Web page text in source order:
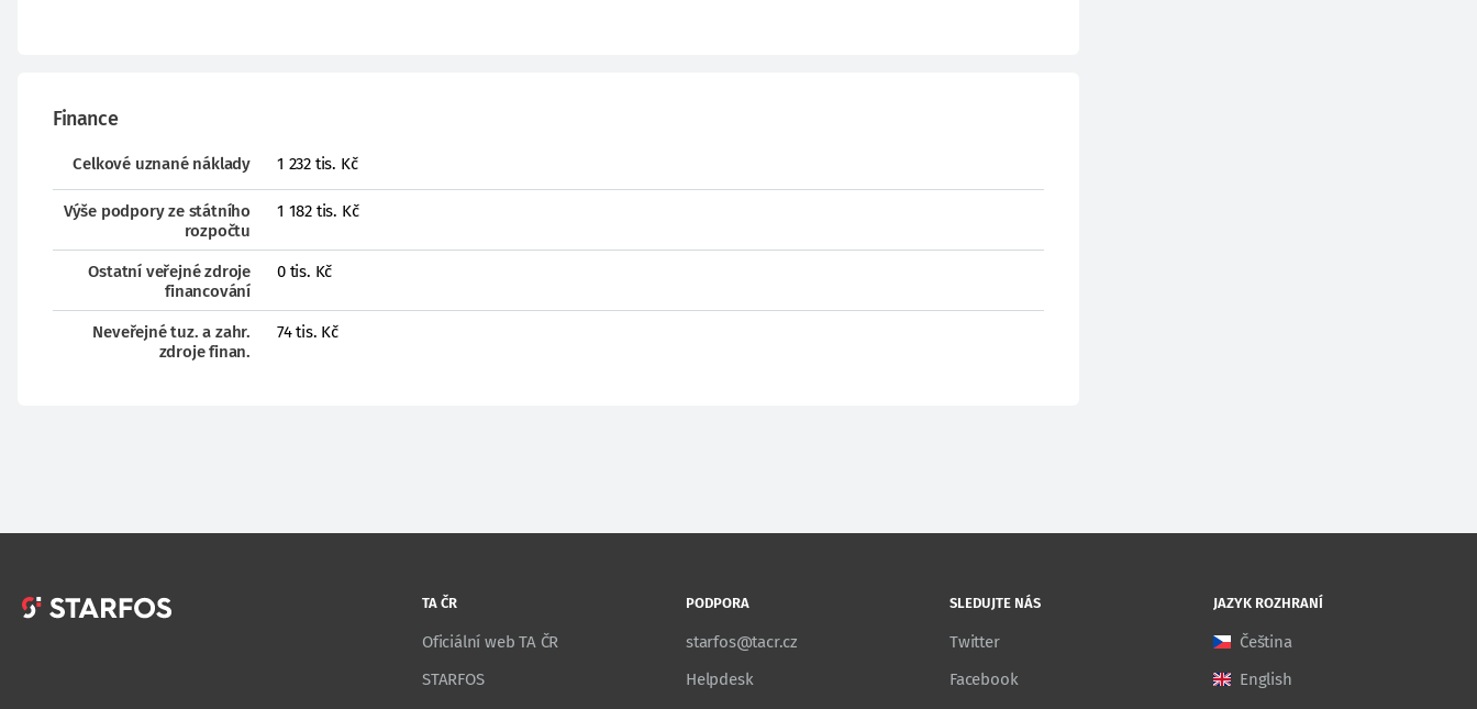
Finance
Celkové uznané náklady 1 232 tis. Kč
Výše podpory ze státního
rozpočtu
1 182 tis. Kč
Ostatní veřejné zdroje
financování
0 tis. Kč
Neveřejné tuz. a zahr.
zdroje finan.
74 tis. Kč
TA ČR
Oficiální web TA ČR
STARFOS
PODPORA
starfos@tacr.cz
Helpdesk
SLEDUJTE NÁS
Twitter
Facebook
JAZYK ROZHRANÍ
Čeština
English